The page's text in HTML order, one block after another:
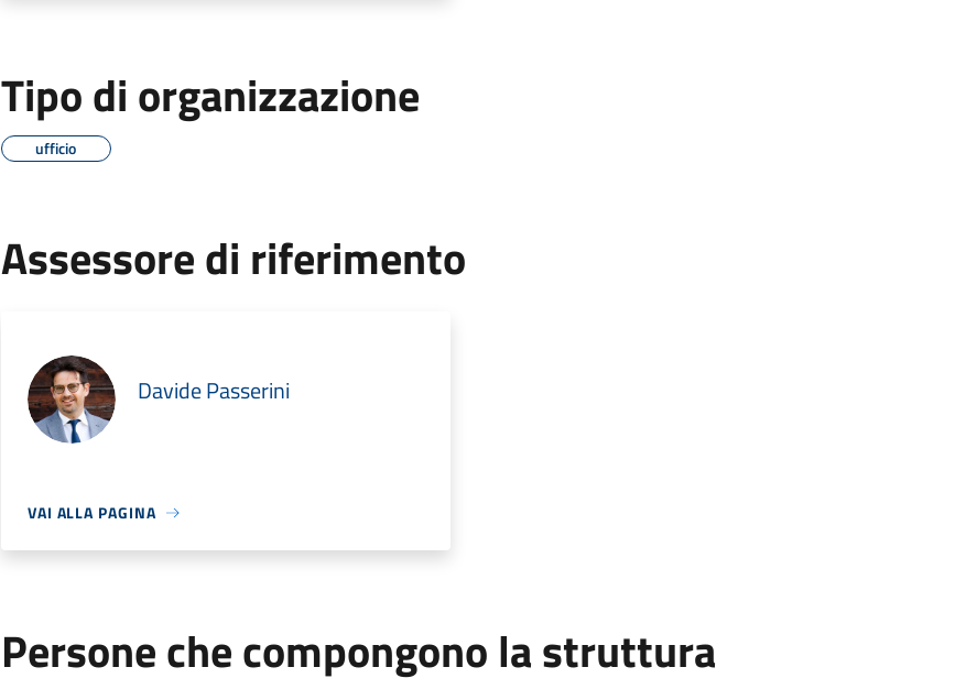
Tipo di organizzazione
ufficio
Assessore di riferimento
Davide Passerini
VAI ALLA PAGINA
Persone che compongono la struttura